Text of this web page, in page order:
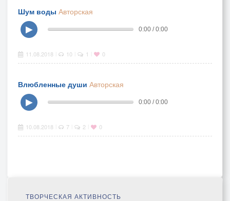
Шум воды Авторская
▶
0:00 / 0:00
11.08.2018 10 1 0
Влюбленные души Авторская
▶
0:00 / 0:00
10.08.2018 7 2 0
ТВОРЧЕСКАЯ АКТИВНОСТЬ